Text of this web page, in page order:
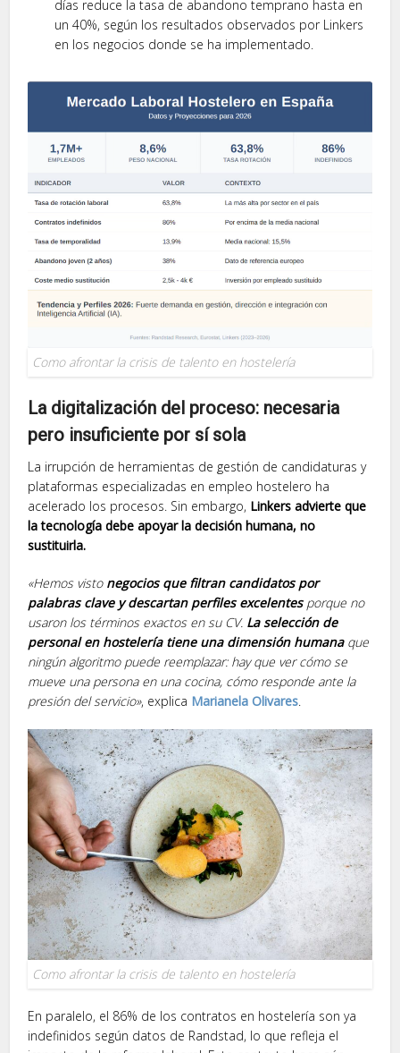
días reduce la tasa de abandono temprano hasta en
un 40%, según los resultados observados por Linkers
en los negocios donde se ha implementado.
Como afrontar la crisis de talento en hostelería
La digitalización del proceso: necesaria
pero insuficiente por sí sola
La irrupción de herramientas de gestión de candidaturas y
plataformas especializadas en empleo hostelero ha
acelerado los procesos. Sin embargo, Linkers advierte que
la tecnología debe apoyar la decisión humana, no
sustituirla.
«Hemos visto negocios que filtran candidatos por
palabras clave y descartan perfiles excelentesporque no
usaron los términos exactos en su CV. La selección de
personal en hostelería tiene una dimensión humana que
ningún algoritmo puede reemplazar: hay que ver cómo se
mueve una persona en una cocina, cómo responde ante la
presión del servicio», explica Marianela Olivares.
Como afrontar la crisis de talento en hostelería
En paralelo, el 86% de los contratos en hostelería son ya
indefinidos según datos de Randstad, lo que refleja el